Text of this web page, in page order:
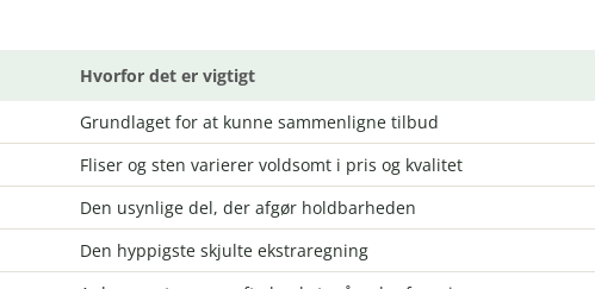
Hvorfor det er vigtigt
Grundlaget for at kunne sammenligne tilbud
Fliser og sten varierer voldsomt i pris og kvalitet
Den usynlige del, der afgør holdbarheden
Den hyppigste skjulte ekstraregning